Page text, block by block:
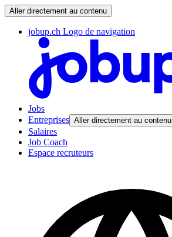
Aller directement au contenu
jobup.ch Logo de navigation
Jobs
Entreprises Aller directement au contenu
Salaires
Job Coach
Espace recruteurs